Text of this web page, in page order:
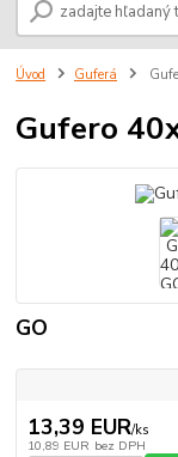
Úvod Guferá
Gufero
GO
13,39 EUR/ks
10,89 EUR bez DPH